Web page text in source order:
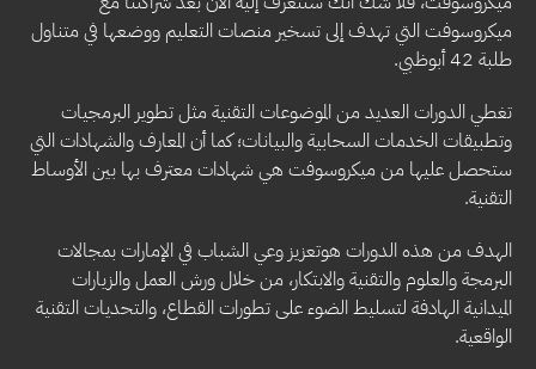
ميكروسوفت التي تهدف إلى تسخير منصات التعليم ووضعها في متناول
طلبة 42 أبوظبي.
تغطي الدورات العديد من الموضوعات التقنية مثل تطوير البرمجيات
وتطبيقات الخدمات السحابية والبيانات؛ كما أن المعارف والشهادات التي
ستحصل عليها من ميكروسوفت هي شهادات معترف بها بين الأوساط
التقنية.
الهدف من هذه الدورات هوتعزيز وعي الشباب في الإمارات بمجالات
البرمجة والعلوم والتقنية والابتكار، من خلال ورش العمل والزيارات
الميدانية الهادفة لتسليط الضوء على تطورات القطاع، والتحديات التقنية
الواقعية.